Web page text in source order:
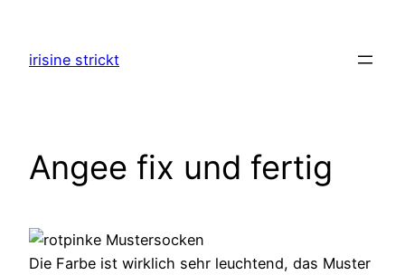
springen
irisine strickt
Angee fix und fertig
Die Farbe ist wirklich sehr leuchtend, das Muster